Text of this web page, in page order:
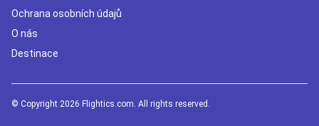
Ochrana osobních údajů
O nás
Destinace
© Copyright 2026 Flightics.com. All rights reserved.